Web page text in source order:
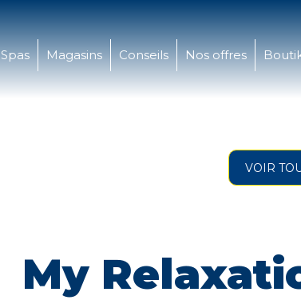
Spas Magasins Conseils Nos offres
VOIR
My